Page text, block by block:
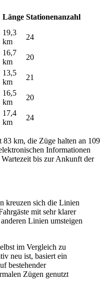
Länge Stationenanzahl
19,3
km
24
16,7
km
20
13,5
km
21
16,5
km
20
17,4
km
24
83 km, die Züge halten an 109
Informationen
bis zur Ankunft der
kreuzen sich die Linien
mit sehr klarer
Linien umsteigen
im Vergleich zu
neu ist, basiert ein
bestehender
Zügen genutzt